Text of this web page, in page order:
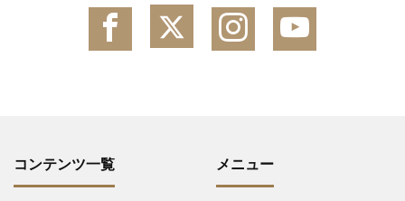
コンテンツ一覧 メニュー